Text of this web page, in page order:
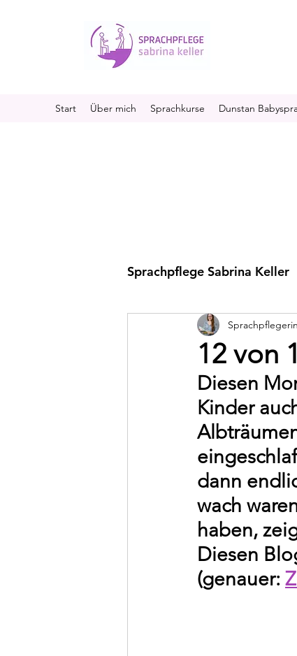
Start Über mich Sprachkurse Dunstan
Sprachpflege Sabrina Keller
Dunstan Babysprache
12 von
Sprachpflegerin
Diesen
Kinder
dann
wach
haben,
Diesen
(genauer: